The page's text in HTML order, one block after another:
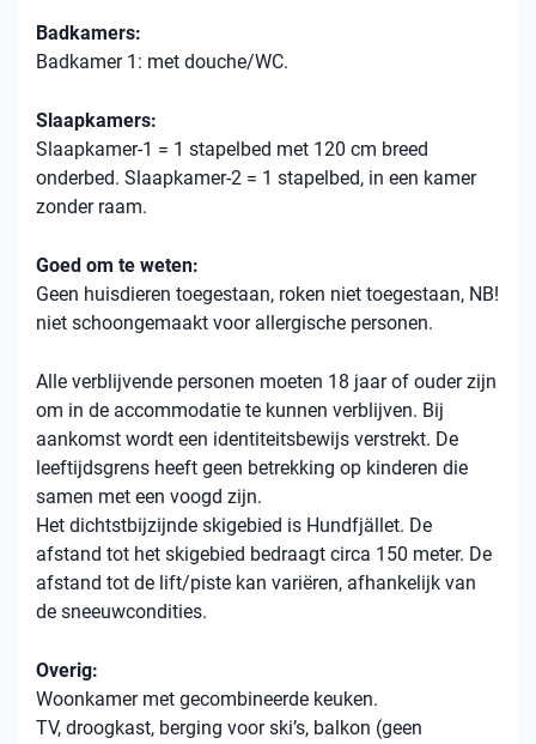
Badkamers:
Badkamer 1: met douche/WC.
Slaapkamers:
Slaapkamer-1 = 1 stapelbed met 120 cm breed
onderbed. Slaapkamer-2 = 1 stapelbed, in een kamer
zonder raam.
Goed om te weten:
Geen huisdieren toegestaan, roken niet toegestaan, NB!
niet schoongemaakt voor allergische personen.
Alle verblijvende personen moeten 18 jaar of ouder zijn
om in de accommodatie te kunnen verblijven. Bij
aankomst wordt een identiteitsbewijs verstrekt. De
leeftijdsgrens heeft geen betrekking op kinderen die
samen met een voogd zijn.
Het dichtstbijzijnde skigebied is Hundfjället. De
afstand tot het skigebied bedraagt ​​circa 150 meter. De
afstand tot de lift/piste kan variëren, afhankelijk van
de sneeuwcondities.
Overig:
Woonkamer met gecombineerde keuken.
TV, droogkast, berging voor ski’s, balkon (geen